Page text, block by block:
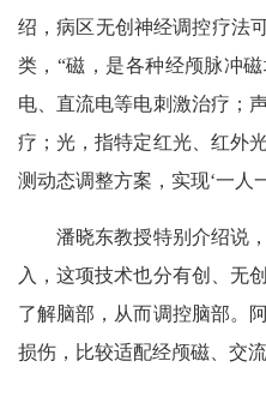
绍，病区无创神经调控疗法
类，“磁，是各种经颅脉冲
电、直流电等电刺激治疗；
疗；光，指特定红光、红外
测动态调整方案，实现‘一人
潘晓东教授特别介绍说，
入，这项技术也分有创、无
了解脑部，从而调控脑部。
损伤，比较适配经颅磁、交